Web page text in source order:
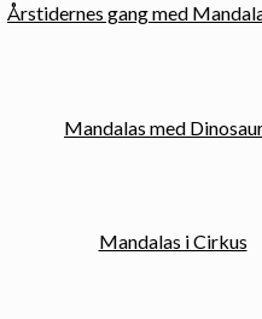
Årstidernes gang med
Mandalas med
Mandalas i Cirkus